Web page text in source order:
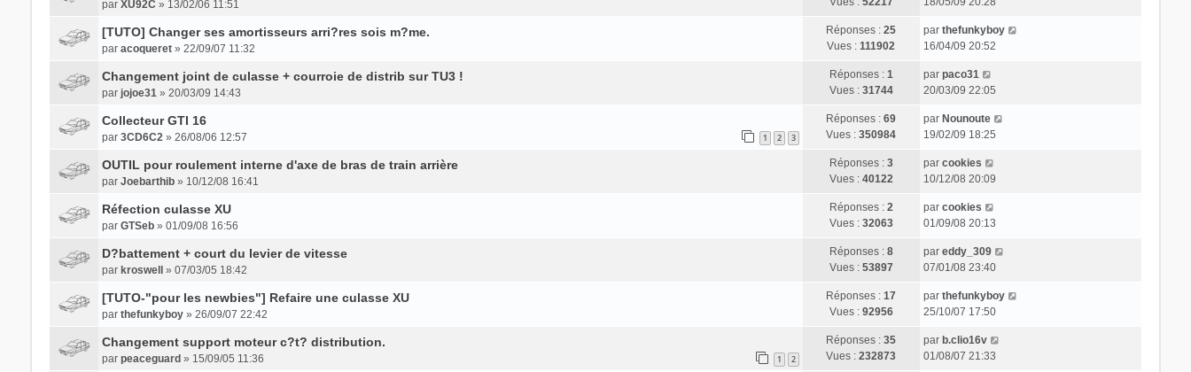
par XU92C » 13/02/06 11:51
[TUTO] Changer ses amortisseurs arri?res sois m?me.
par acoqueret» 22/09/07 11:32
Réponses :25
Vues :111902
par thefunkyboy
16/04/09 20:52
Changement joint de culasse + courroie de distrib sur TU3 !
par jojoe31» 20/03/09 14:43
Réponses : 1
Vues : 31744
par paco31
20/03/09 22:05
Collecteur GTI 16
par 3CD6C2» 26/08/06 12:57 1 2 3
Réponses :69
Vues :350984
par Nounoute
19/02/09 18:25
OUTIL pour roulement interne d'axe de bras de train arrière
par Joebarthib» 10/12/08 16:41
Réponses : 3
Vues : 40122
par cookies
10/12/08 20:09
Réfection culasse XU
par GTSeb» 01/09/08 16:56
Réponses : 2
Vues : 32063
par cookies
01/09/08 20:13
D?battement + court du levier de vitesse
par kroswell» 07/03/05 18:42
Réponses : 8
Vues : 53897
par eddy_309
07/01/08 23:40
[TUTO-"pour les newbies"] Refaire une culasse XU
par thefunkyboy» 26/09/07 22:42
Réponses :17
Vues : 92956
par thefunkyboy
25/10/07 17:50
Changement support moteur c?t? distribution.
par peaceguard» 15/09/05 11:36 1 2
Réponses :35
Vues :232873
par b.clio16v
01/08/07 21:33